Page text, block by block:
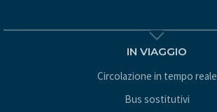
IN VIAGGIO
Circolazione in tempo reale
Bus sostitutivi